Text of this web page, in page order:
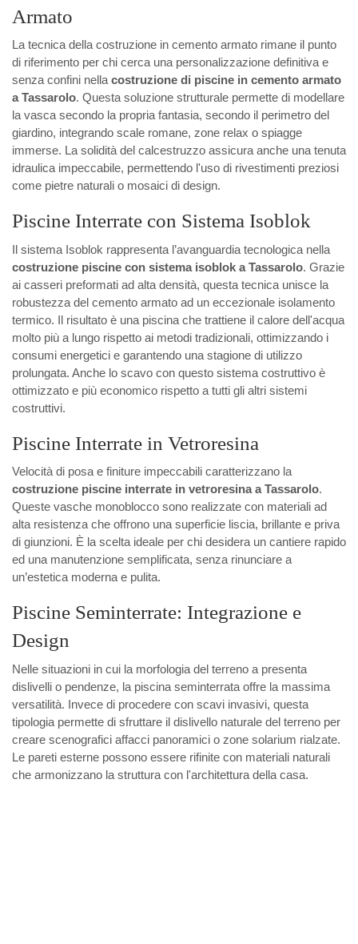
Armato
La tecnica della costruzione in cemento armato rimane il punto
di riferimento per chi cerca una personalizzazione definitiva e
senza confini nellacostruzione di piscine in cemento armato
a Tassarolo. Questa soluzione strutturale permette di modellare
la vasca secondo la propria fantasia, secondo il perimetro del
giardino, integrando scale romane, zone relax o spiagge
immerse. La solidità del calcestruzzo assicura anche una tenuta
idraulica impeccabile, permettendo l'uso di rivestimenti preziosi
come pietre naturali o mosaici di design.
Piscine Interrate con Sistema Isoblok
Il sistema Isoblok rappresenta l’avanguardia tecnologica nella
costruzione piscine con sistema isoblok a Tassarolo. Grazie
ai casseri preformati ad alta densità, questa tecnica unisce la
robustezza del cemento armato ad un eccezionale isolamento
termico. Il risultato è una piscina che trattiene il calore dell'acqua
molto più a lungo rispetto ai metodi tradizionali, ottimizzando i
consumi energetici e garantendo una stagione di utilizzo
prolungata. Anche lo scavo con questo sistema costruttivo è
ottimizzato e più economico rispetto a tutti gli altri sistemi
costruttivi.
Piscine Interrate in Vetroresina
Velocità di posa e finiture impeccabili caratterizzano la
costruzione piscine interrate in vetroresina a Tassarolo.
Queste vasche monoblocco sono realizzate con materiali ad
alta resistenza che offrono una superficie liscia, brillante e priva
di giunzioni. È la scelta ideale per chi desidera un cantiere rapido
ed una manutenzione semplificata, senza rinunciare a
un’estetica moderna e pulita.
Piscine Seminterrate: Integrazione e
Design
Nelle situazioni in cui la morfologia del terreno a presenta
dislivelli o pendenze, la piscina seminterrata offre la massima
versatilità. Invece di procedere con scavi invasivi, questa
tipologia permette di sfruttare il dislivello naturale del terreno per
creare scenografici affacci panoramici o zone solarium rialzate.
Le pareti esterne possono essere rifinite con materiali naturali
che armonizzano la struttura con l'architettura della casa.